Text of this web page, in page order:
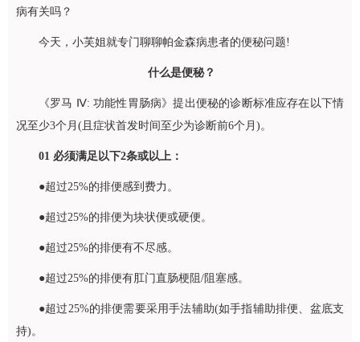
病有关吗？
今天，小芙姐就专门聊聊帕金森病患者的便秘问题!
什么是便秘？
《罗马 Ⅳ: 功能性胃肠病》提出便秘的诊断标准应存在以下情
况至少3个月(且症状首发时间至少为诊断前6个月)。
01 必须满足以下2条或以上：
●超过25%的排便感到费力。
●超过25%的排便为块状便或硬便。
●超过25%的排便有不尽感。
●超过25%的排便有肛门直肠梗阻/阻塞感。
●超过25%的排便需要采用手法辅助(如手指辅助排便、盆底支
持)。